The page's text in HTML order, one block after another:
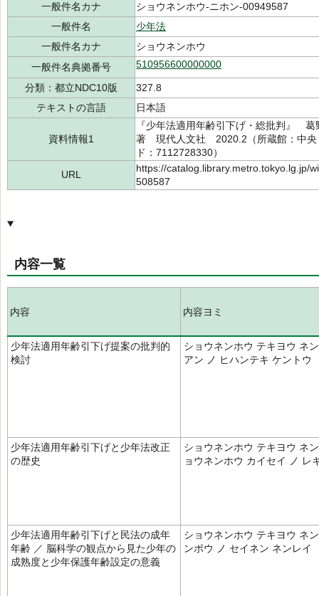
一般件名カナ
ショウネンホウ-ニホン-00949587
一般件名
少年法
一般件名カナ
ショウネンホウ
一般件名典拠番号
510956600000000
分類：都立NDC10版
327.8
テキストの言語
日本語
資料情報1
『少年法適用年齢引下げ・総批判』
著 現代人文社 2020.2（所蔵館：中
ド：7112728330）
URL
https://catalog.library.metro.tokyo.lg.jp/
508587
内容一覧
内容 内容ヨミ
少年法適用年齢引下げ提案の批判的
検討
ショウネンホウ テキヨウ ネ
アン ノ ヒハンテキ ケントウ
少年法適用年齢引下げと少年法改正
の歴史
ショウネンホウ テキヨウ ネ
ョウネンホウ カイセイ ノ レ
少年法適用年齢引下げと民法の成年
年齢 ／ 脳科学の観点から見た少年の
成熟度と少年保護年齢設定の意義
ショウネンホウ テキヨウ ネ
ンポウ ノ セイネン ネンレイ